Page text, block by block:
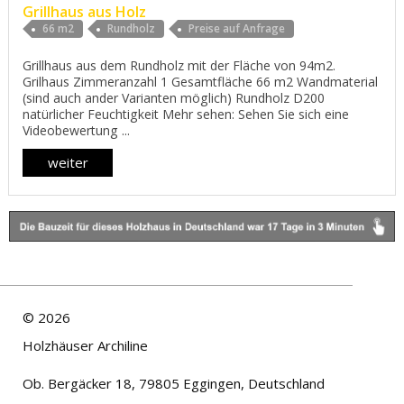
Grillhaus aus Holz
66 m2 Rundholz Preise auf Anfrage
Grillhaus aus dem Rundholz mit der Fläche von 94m2.
Grilhaus Zimmeranzahl 1 Gesamtfläche 66 m2 Wandmaterial
(sind auch ander Varianten möglich) Rundholz D200
natürlicher Feuchtigkeit Mehr sehen: Sehen Sie sich eine
Videobewertung ...
weiter
© 2026
Holzhäuser Archiline
Ob. Bergäcker 18, 79805 Eggingen, Deutschland